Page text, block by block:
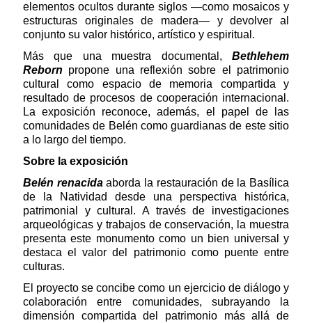
elementos ocultos durante siglos —como mosaicos y
estructuras originales de madera— y devolver al
conjunto su valor histórico, artístico y espiritual.
Más que una muestra documental, Bethlehem
Reborn propone una reflexión sobre el patrimonio
cultural como espacio de memoria compartida y
resultado de procesos de cooperación internacional.
La exposición reconoce, además, el papel de las
comunidades de Belén como guardianas de este sitio
a lo largo del tiempo.
Sobre la exposición
Belén renacidaaborda la restauración de la Basílica
de la Natividad desde una perspectiva histórica,
patrimonial y cultural. A través de investigaciones
arqueológicas y trabajos de conservación, la muestra
presenta este monumento como un bien universal y
destaca el valor del patrimonio como puente entre
culturas.
El proyecto se concibe como un ejercicio de diálogo y
colaboración entre comunidades, subrayando la
dimensión compartida del patrimonio más allá de